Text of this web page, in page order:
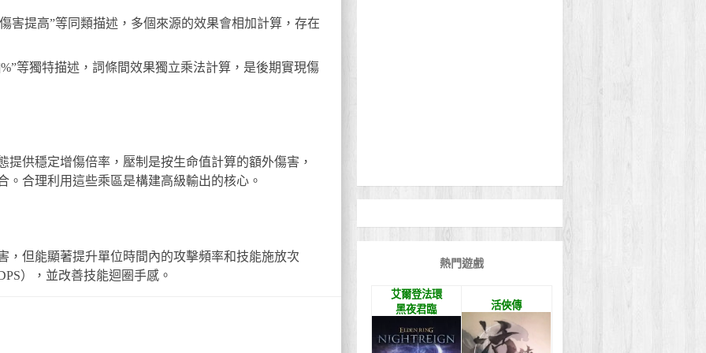
害提高”等同類描述，多個來源的效果會相加計算，存在
等獨特描述，詞條間效果獨立乘法計算，是後期實現傷
提供穩定增傷倍率，壓制是按生命值計算的額外傷害，
。合理利用這些乘區是構建高級輸出的核心。
，但能顯著提升單位時間內的攻擊頻率和技能施放次
），並改善技能迴圈手感。
熱門遊戲
艾爾登法環
黑夜君臨
活俠傳